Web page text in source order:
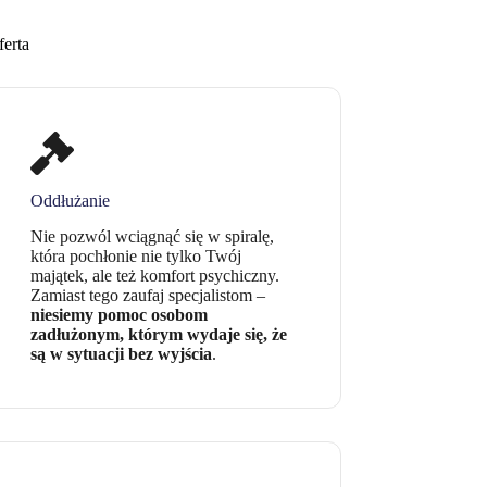
Oddłużanie
Nie pozwól wciągnąć się w spiralę,
która pochłonie nie tylko Twój
majątek, ale też komfort psychiczny.
Zamiast tego zaufaj specjalistom –
niesiemy pomoc osobom
zadłużonym, którym wydaje się, że
są w sytuacji bez wyjścia.